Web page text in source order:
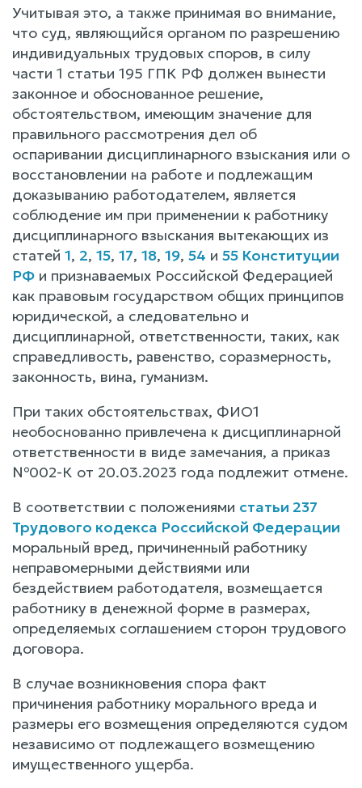
Учитывая это, а также принимая во внимание,
что суд, являющийся органом по разрешению
индивидуальных трудовых споров, в силу
части 1 статьи 195 ГПК РФ должен вынести
законное и обоснованное решение,
обстоятельством, имеющим значение для
правильного рассмотрения дел об
оспаривании дисциплинарного взыскания или о
восстановлении на работе и подлежащим
доказыванию работодателем, является
соблюдение им при применении к работнику
дисциплинарного взыскания вытекающих из
статей 1, 2, 15, 17, 18, 19, 54 и 55 Конституции
РФ и признаваемых Российской Федерацией
как правовым государством общих принципов
юридической, а следовательно и
дисциплинарной, ответственности, таких, как
справедливость, равенство, соразмерность,
законность, вина, гуманизм.
При таких обстоятельствах, ФИО1
необоснованно привлечена к дисциплинарной
ответственности в виде замечания, а приказ
№002-К от 20.03.2023 года подлежит отмене.
В соответствии с положениями статьи 237
Трудового кодекса Российской Федерации
моральный вред, причиненный работнику
неправомерными действиями или
бездействием работодателя, возмещается
работнику в денежной форме в размерах,
определяемых соглашением сторон трудового
договора.
В случае возникновения спора факт
причинения работнику морального вреда и
размеры его возмещения определяются судом
независимо от подлежащего возмещению
имущественного ущерба.